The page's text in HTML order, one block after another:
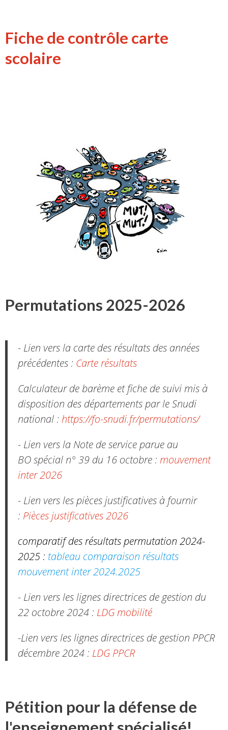
Fiche de contrôle carte
scolaire
Permutations 2025-2026
- Lien vers la carte des résultats des années
précédentes : Carte résultats
Calculateur de barème et fiche de suivi mis à
disposition des départements par le Snudi
national : https://fo-snudi.fr/permutations/
- Lien vers la Note de service parue au
BO spécial n° 39 du 16 octobre : mouvement
inter 2026
- Lien vers les pièces justificatives à fournir
: Pièces justificatives 2026
comparatif des résultats permutation 2024-
2025 : tableau comparaison résultats
mouvement inter 2024.2025
- Lien vers les lignes directrices de gestion du
22 octobre 2024 : LDG mobilité
-Lien vers les lignes directrices de gestion PPCR
décembre 2024 : LDG PPCR
Pétition pour la défense de